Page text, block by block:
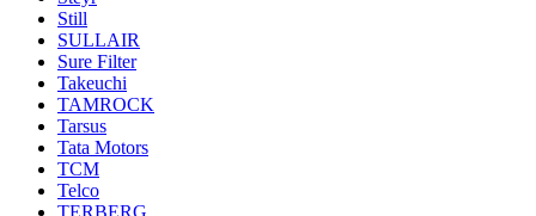
Still
SULLAIR
Sure Filter
Takeuchi
TAMROCK
Tarsus
Tata Motors
TCM
Telco
TERBERG